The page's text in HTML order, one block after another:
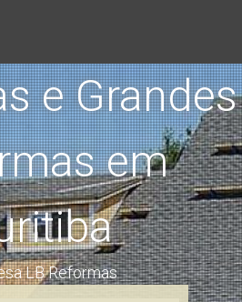
e Grandes
em
LB Reformas